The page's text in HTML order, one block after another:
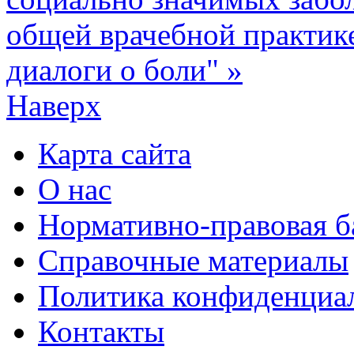
общей врачебной
диалоги о боли" »
Наверх
Карта сайта
О нас
Нормативно-правовая
Справочные материалы
Политика
Контакты